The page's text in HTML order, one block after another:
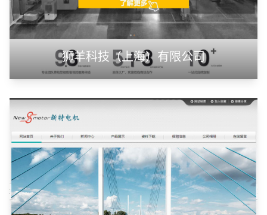
狮羊科技（上海）有限公司